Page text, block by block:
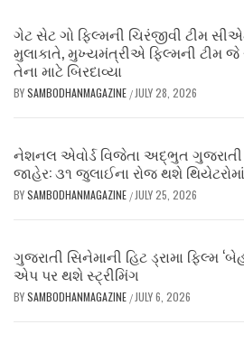
ગેટ સેટ ગો ફિલ્મની ચિરંજીવી ટીમ
મુલાકાતે, મુખ્યમંત્રીએ ફિલ્મની ટીમ જે
તેના માટે બિરદાવ્યા
BYSAMBODHANMAGAZINE / JULY 28, 2026
નેશનલ એવોર્ડ વિજેતા અદ્ભુત ગુજરાતી
જાહેર: ૩૧ જુલાઈના રોજ થશે
BYSAMBODHANMAGAZINE / JULY 25, 2026
ગુજરાતી સિનેમાની હિટ ડ્રામા ફિલ્મ
એપ પર થશે સ્ટ્રીમિંગ
BYSAMBODHANMAGAZINE / JULY 6, 2026